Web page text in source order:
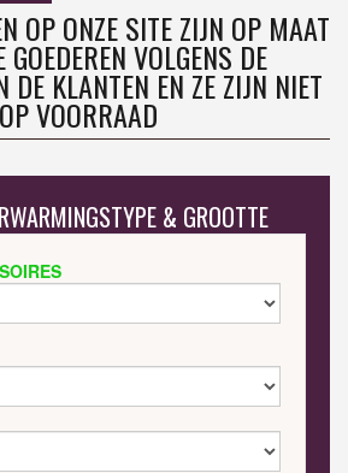
OP ONZE SITE ZIJN OP MAAT
VOLGENS DE
DE KLANTEN EN ZE ZIJN NIET
OP VOORRAAD
& GROOTTE